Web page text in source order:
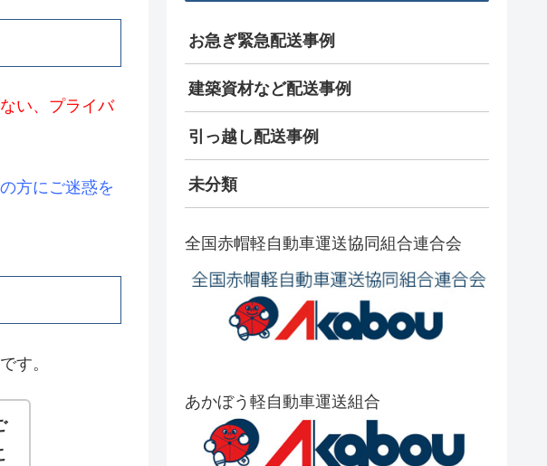
い、プライバ
方にご迷惑を
す。
お急ぎ緊急配送事例
建築資材など配送事例
引っ越し配送事例
未分類
全国赤帽軽自動車運送協同組合連合会
あかぼう軽自動車運送組合